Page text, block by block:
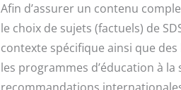
Afin d’assurer un contenu
le choix de sujets (factuels) de
contexte spécifique ainsi que
les programmes d’éducation à